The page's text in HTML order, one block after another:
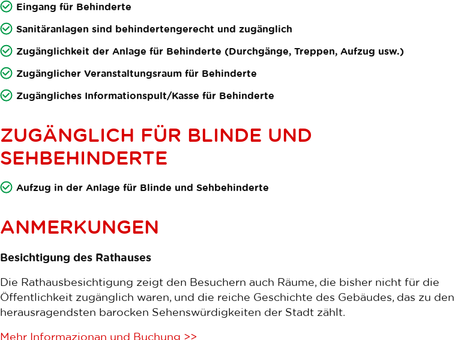
Eingang für Behinderte
Sanitäranlagen sind behindertengerecht und zugänglich
Zugänglichkeit der Anlage für Behinderte (Durchgänge, Treppen, Aufzug usw.)
Zugänglicher Veranstaltungsraum für Behinderte
Zugängliches Informationspult/Kasse für Behinderte
ZUGÄNGLICH FÜR BLINDE UND
SEHBEHINDERTE
Aufzug in der Anlage für Blinde und Sehbehinderte
ANMERKUNGEN
Besichtigung des Rathauses
Die Rathausbesichtigung zeigt den Besuchern auch Räume, die bisher nicht für die
Öffentlichkeit zugänglich waren, und die reiche Geschichte des Gebäudes, das zu den
herausragendsten barocken Sehenswürdigkeiten der Stadt zählt.
Mehr Informazionan und Buchung >>